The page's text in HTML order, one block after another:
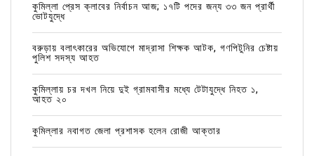
কুমিল্লা প্রেস ক্লাবের নির্বাচন আজ; ১৭টি পদের জন্য ৩৩ জন প্রার্থী
ভোটযুদ্ধে
বরুড়ায় বলাৎকারের অভিযোগে মাদ্রাসা শিক্ষক আটক, গণপিটুনির চেষ্টায়
পুলিশ সদস্য আহত
কুমিল্লায় চর দখল নিয়ে দুই গ্রামবাসীর মধ্যে টেটাযুদ্ধে নিহত ১,
আহত ২০
কুমিল্লার নবাগত জেলা প্রশাসক হলেন রোজী আক্তার